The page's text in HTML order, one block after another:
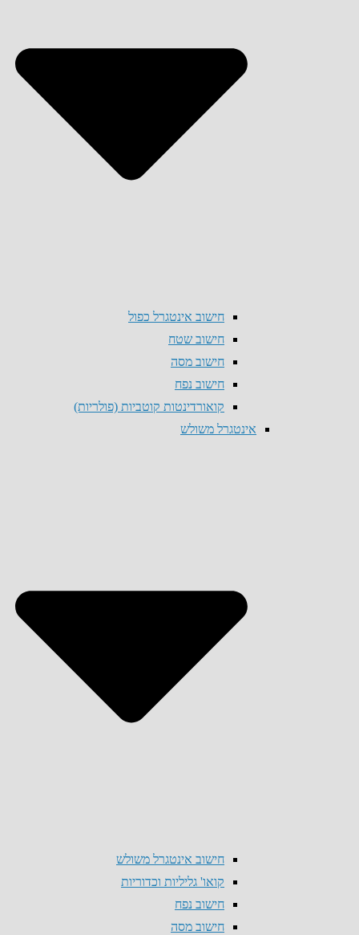
חישוב אינטגרל כפול
חישוב שטח
חישוב מסה
חישוב נפח
קואורדינטות קוטביות (פולריות)
אינטגרל משולש
חישוב אינטגרל משולש
קואו' גליליות וכדוריות
חישוב נפח
חישוב מסה